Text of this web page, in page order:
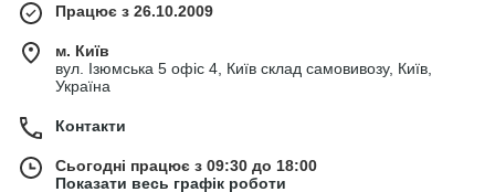
Працює з 26.10.2009
м. Київ
вул. Ізюмська 5 офіс 4, Київ склад самовивозу, Київ,
Україна
Контакти
Сьогодні працює з 09:30 до 18:00
Показати весь графік роботи